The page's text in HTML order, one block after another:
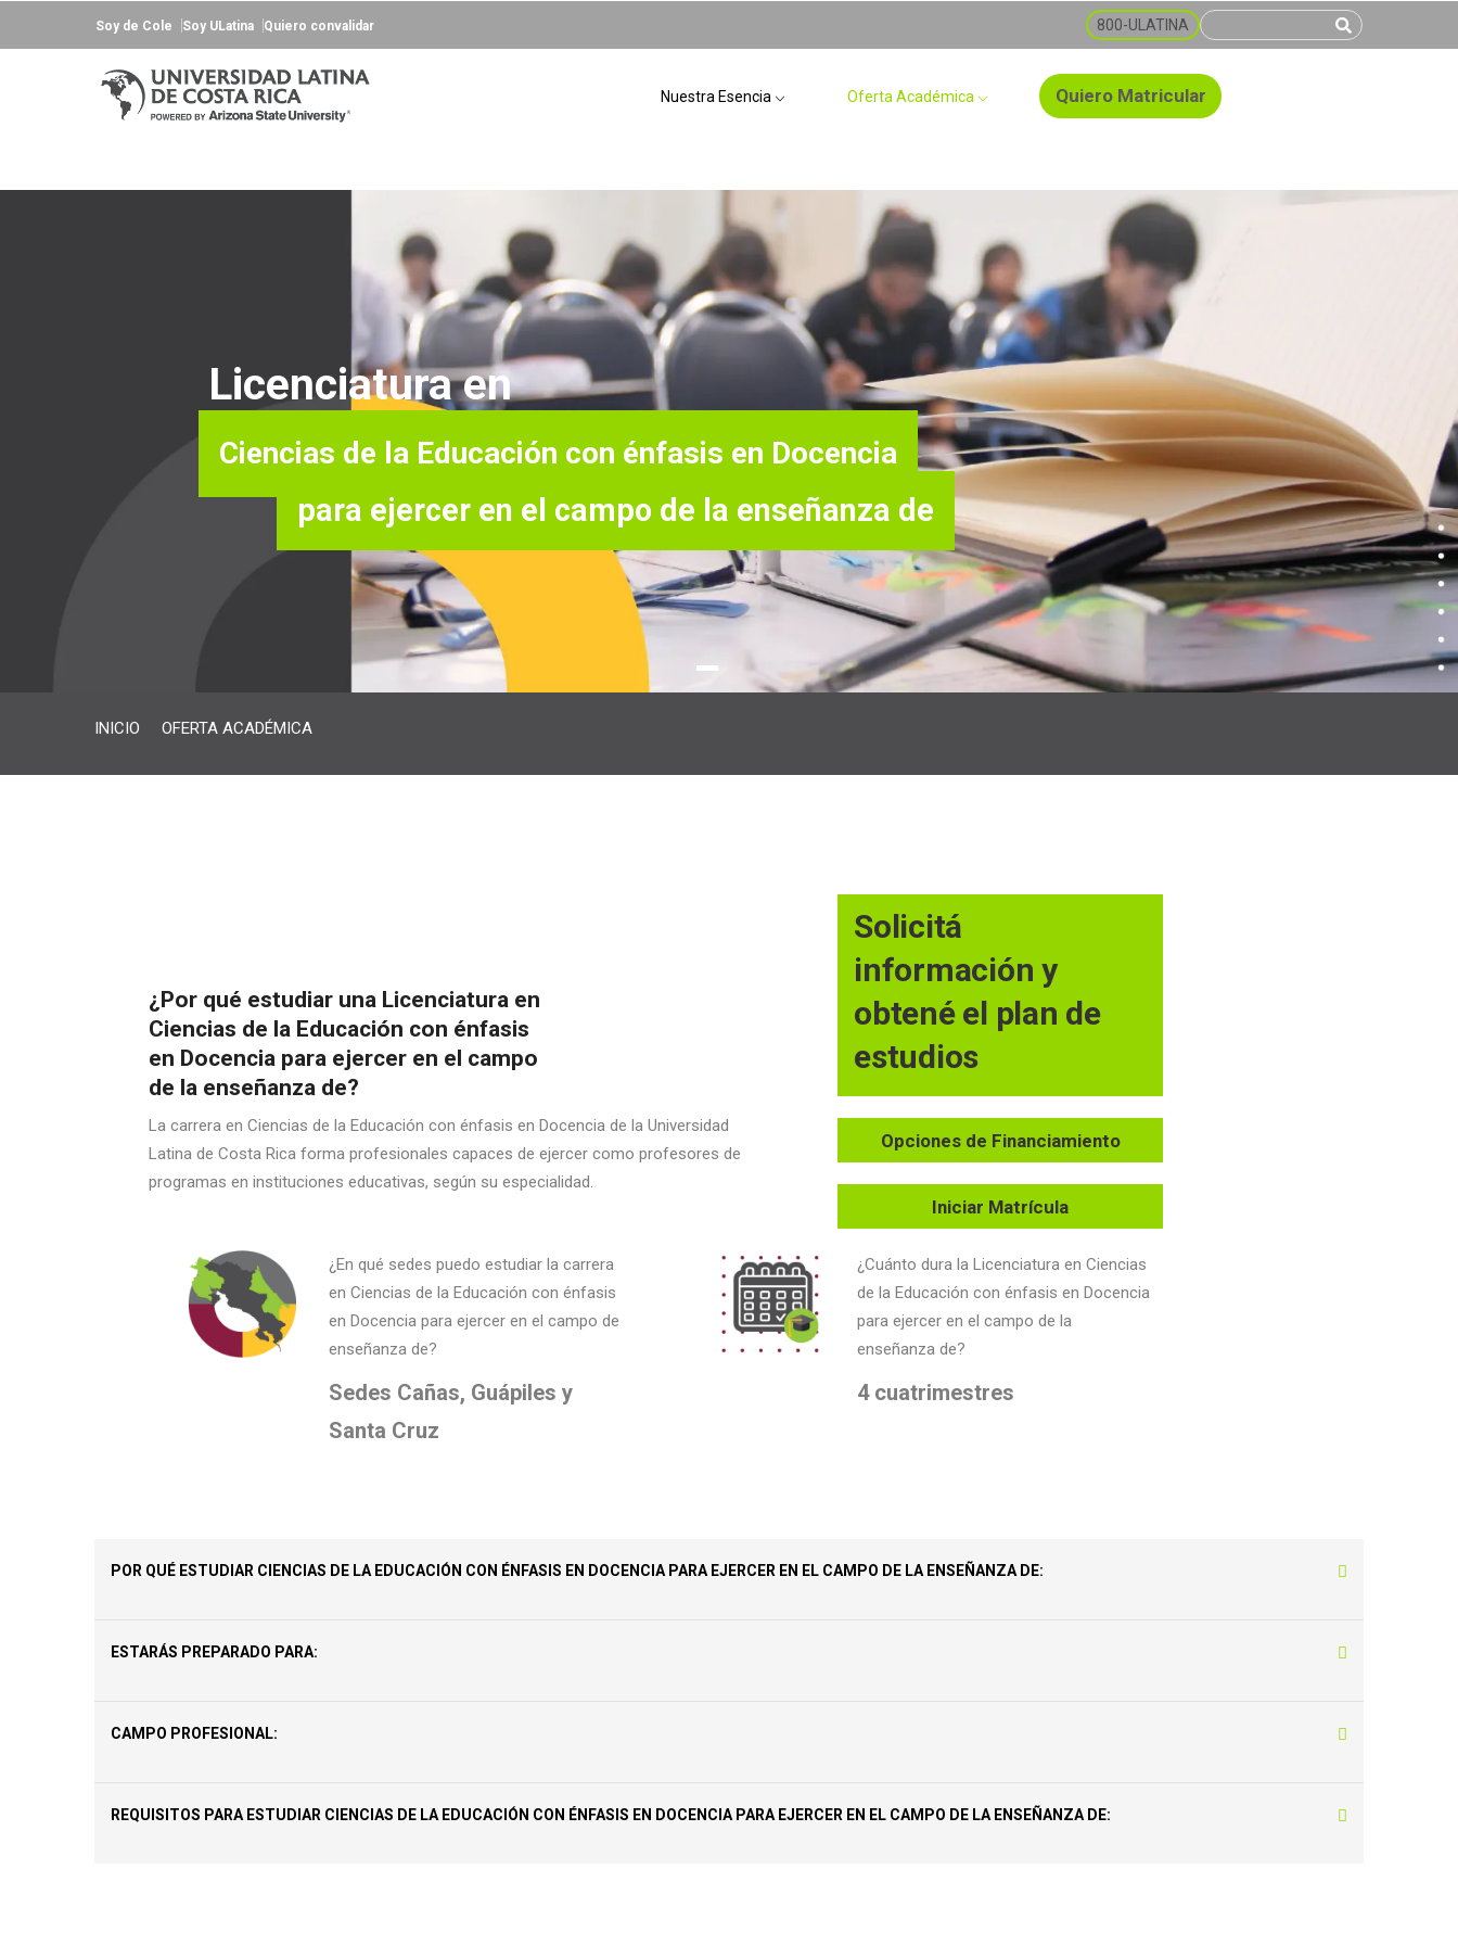
Soy de Cole Soy ULatina Quiero convalidar 800-ULATINA
Nuestra Esencia Oferta Académica Quiero Matricular
Licenciatura en
Ciencias de la Educación con énfasis en Docencia
para ejercer en el campo de la enseñanza de
INICIO OFERTA ACADÉMICA
¿Por qué estudiar una Licenciatura en
Ciencias de la Educación con énfasis
en Docencia para ejercer en el campo
de la enseñanza de?
La carrera en Ciencias de la Educación con énfasis en Docencia de la Universidad
Latina de Costa Rica forma profesionales capaces de ejercer como profesores de
programas en instituciones educativas, según su especialidad.
Solicitá
información y
obtené el plan de
estudios
Opciones de Financiamiento
Iniciar Matrícula
¿En qué sedes puedo estudiar la carrera
en Ciencias de la Educación con énfasis
en Docencia para ejercer en el campo de
enseñanza de?
Sedes Cañas, Guápiles y
Santa Cruz
¿Cuánto dura la Licenciatura en Ciencias
de la Educación con énfasis en Docencia
para ejercer en el campo de la
enseñanza de?
4 cuatrimestres
POR QUÉ ESTUDIAR CIENCIAS DE LA EDUCACIÓN CON ÉNFASIS EN DOCENCIA PARA EJERCER EN EL CAMPO DE LA ENSEÑANZA DE:
ESTARÁS PREPARADO PARA:
CAMPO PROFESIONAL:
REQUISITOS PARA ESTUDIAR CIENCIAS DE LA EDUCACIÓN CON ÉNFASIS EN DOCENCIA PARA EJERCER EN EL CAMPO DE LA ENSEÑANZA DE: